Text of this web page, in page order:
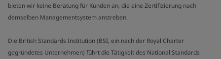
bieten wir keine Beratung für Kunden an, die eine Zertifizierung nach
demselben Managementsystem anstreben.
Die British Standards Institution (BSI, ein nach der Royal Charter
gegründetes Unternehmen) führt die Tätigkeit des National Standards